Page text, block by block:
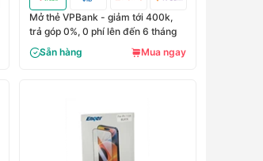
Mở thẻ VPBank - giảm tới 400k,
trả góp 0%, 0 phí lên đến 6 tháng
Sẵn hàng
Mua ngay